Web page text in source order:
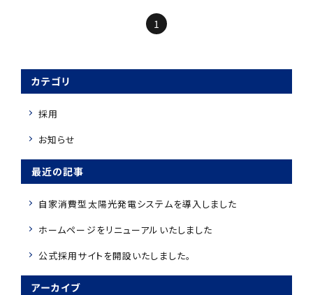
1
カテゴリ
採用
お知らせ
最近の記事
自家消費型太陽光発電システムを導入しました
ホームページをリニューアルいたしました
公式採用サイトを開設いたしました。
アーカイブ